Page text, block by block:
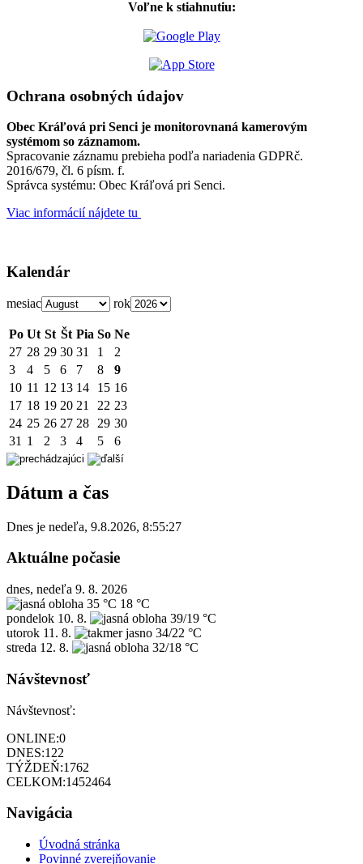
Voľne k stiahnutiu:
Ochrana osobných údajov
Obec Kráľová pri Senci je monitorovnaná kamerovým
systémom so záznamom.
Spracovanie záznamu prebieha podľa nariadenia GDPRč.
2016/679, čl. 6 písm. f.
Správca systému: Obec Kráľová pri Senci.
Viac informácií nájdete tu
Kalendár
mesiac rok
Po Ut St Št Pia So Ne
27 28 29 30 31 1
2
3
4 5 6 7 8
9
10 11 12 13 14 15 16
17 18 19 20 21 22 23
24 25 26 27 28 29 30
31 1 2 3 4 5 6
Dátum a čas
Dnes je nedeľa, 9.8.2026, 8:55:27
Aktuálne počasie
dnes, nedeľa 9. 8. 2026
35 °C 18 °C
pondelok 10. 8.
39/19 °C
utorok 11. 8.
34/22 °C
streda 12. 8. 32/18 °C
Návštevnosť
Návštevnosť:
ONLINE:0
DNES:122
TÝŽDEŇ:1762
CELKOM:1452464
Navigácia
Úvodná stránka
Povinné zverejňovanie